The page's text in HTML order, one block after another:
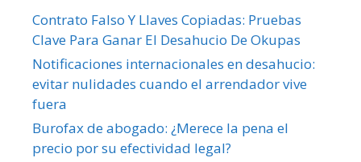
Contrato Falso Y Llaves Copiadas: Pruebas
Clave Para Ganar El Desahucio De Okupas
Notificaciones internacionales en desahucio:
evitar nulidades cuando el arrendador vive
fuera
Burofax de abogado: ¿Merece la pena el
precio por su efectividad legal?